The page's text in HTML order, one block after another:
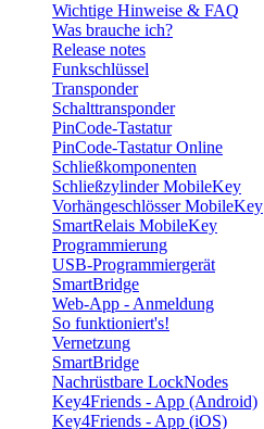
Wichtige Hinweise & FAQ
Was brauche ich?
Release notes
Funkschlüssel
Transponder
Schalttransponder
PinCode-Tastatur
PinCode-Tastatur Online
Schließkomponenten
Schließzylinder MobileKey
Vorhängeschlösser MobileKey
SmartRelais MobileKey
Programmierung
USB-Programmiergerät
SmartBridge
Web-App - Anmeldung
So funktioniert's!
Vernetzung
SmartBridge
Nachrüstbare LockNodes
Key4Friends - App (Android)
Key4Friends - App (iOS)